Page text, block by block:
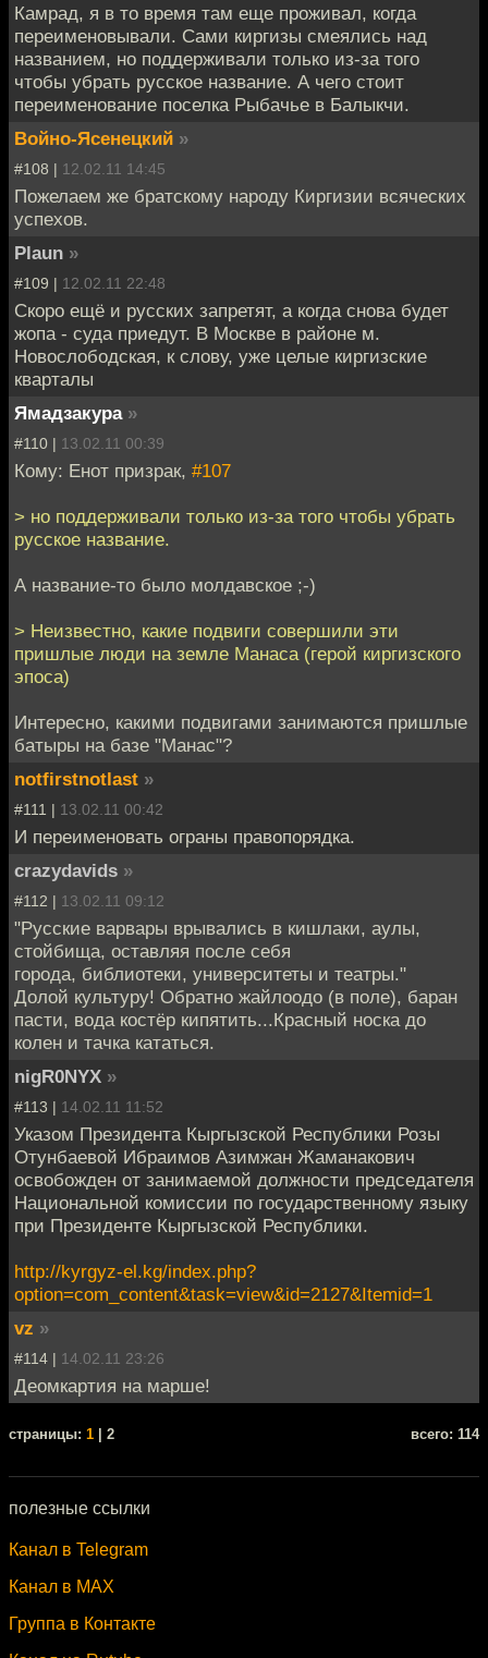
Камрад, я в то время там еще проживал, когда
переименовывали. Сами киргизы смеялись над
названием, но поддерживали только из-за того
чтобы убрать русское название. А чего стоит
переименование поселка Рыбачье в Балыкчи.
Войно-Ясенецкий »
#108 | 12.02.11 14:45
Пожелаем же братскому народу Киргизии всяческих
успехов.
Plaun »
#109 | 12.02.11 22:48
Скоро ещё и русских запретят, а когда снова будет
жопа - суда приедут. В Москве в районе м.
Новослободская, к слову, уже целые киргизские
кварталы
Ямадзакура »
#110 | 13.02.11 00:39
Кому: Енот призрак, #107
> но поддерживали только из-за того чтобы убрать
русское название.
А название-то было молдавское ;-)
> Неизвестно, какие подвиги совершили эти
пришлые люди на земле Манаса (герой киргизского
эпоса)
Интересно, какими подвигами занимаются пришлые
батыры на базе "Манас"?
notfirstnotlast »
#111 | 13.02.11 00:42
И переименовать ограны правопорядка.
crazydavids »
#112 | 13.02.11 09:12
"Русские варвары врывались в кишлаки, аулы,
стойбища, оставляя после себя
города, библиотеки, университеты и театры."
Долой культуру! Обратно жайлоодо (в поле), баран
пасти, вода костёр кипятить...Красный носка до
колен и тачка кататься.
nigR0NYX »
#113 | 14.02.11 11:52
Указом Президента Кыргызской Республики Розы
Отунбаевой Ибраимов Азимжан Жаманакович
освобожден от занимаемой должности председателя
Национальной комиссии по государственному языку
при Президенте Кыргызской Республики.
http://kyrgyz-el.kg/index.php?
option=com_content&task=view&id=2127&Itemid=1
vz »
#114 | 14.02.11 23:26
Деомкартия на марше!
cтраницы: 1 | 2 всего: 114
полезные ссылки
Канал в Telegram
Канал в MAX
Группа в Контакте